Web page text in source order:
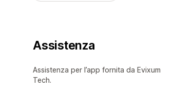
Assistenza
Assistenza per l’app fornita da Evixum
Tech.